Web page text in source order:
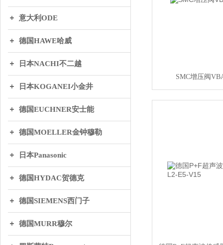
意大利ODE
德国HAWE哈威
日本NACHI不二越
日本KOGANEI小金井
德国EUCHNER安士能
德国MOELLER金钟穆勒
日本Panasonic
德国HYDAC贺德克
德国SIEMENS西门子
德国MURR穆尔
SMC增压阀